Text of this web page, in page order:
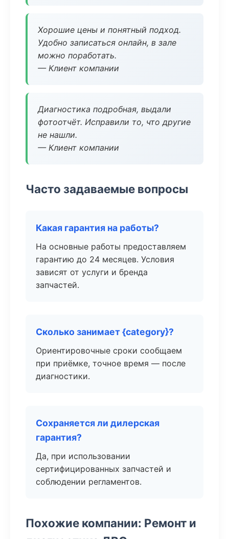
Хорошие цены и понятный подход.
Удобно записаться онлайн, в зале
можно поработать.
— Клиент компании
Диагностика подробная, выдали
фотоотчёт. Исправили то, что другие
не нашли.
— Клиент компании
Часто задаваемые вопросы
Какая гарантия на работы?
На основные работы предоставляем
гарантию до 24 месяцев. Условия
зависят от услуги и бренда
запчастей.
Сколько занимает {category}?
Ориентировочные сроки сообщаем
при приёмке, точное время — после
диагностики.
Сохраняется ли дилерская
гарантия?
Да, при использовании
сертифицированных запчастей и
соблюдении регламентов.
Похожие компании: Ремонт и